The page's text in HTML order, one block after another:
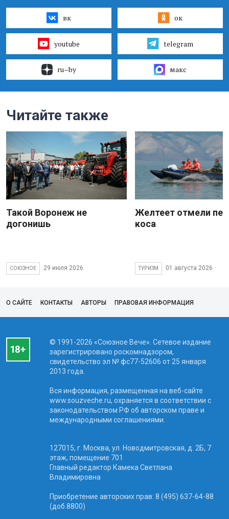
вк ок
youtube telegram
ru–by макс
Читайте также
Такой Воронеж не
догонишь
СОЮЗНОЕ 29 июля 2026
Желтеет отмели
коса
ТУРИЗМ 01 августа 2026
О САЙТЕ КОНТАКТЫ АВТОРЫ ПРАВОВАЯ ИНФОРМАЦИЯ
© 1991-2026 «Союзное Вече». Сетевое издание
зарегистрировано роскомнадзором,
свидетельство эл № фc77-52606 от 25 января
2013 года.
Вся информация, размещенная на веб-сайте
www.souzveche.ru, охраняется в соответствии с
законодательством РФ об авторском праве и
международными соглашениями.
127015, г. Москва, ул. Новодмитровская, д. 2Б, 7
этаж, помещение 701
Главный редактор Камека Светлана
Владимировна
Приобретение авторских прав: 8 (495) 637-64-88
(доб.8800)